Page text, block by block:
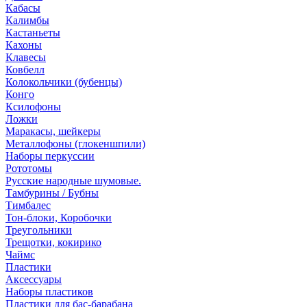
Кабасы
Калимбы
Кастаньеты
Кахоны
Клавесы
Ковбелл
Колокольчики (бубенцы)
Конго
Ксилофоны
Ложки
Маракасы, шейкеры
Металлофоны (глокеншпили)
Наборы перкуссии
Рототомы
Русские народные шумовые.
Тамбурины / Бубны
Тимбалес
Тон-блоки, Коробочки
Треугольники
Трещотки, кокирико
Чаймс
Пластики
Аксессуары
Наборы пластиков
Пластики для бас-барабана